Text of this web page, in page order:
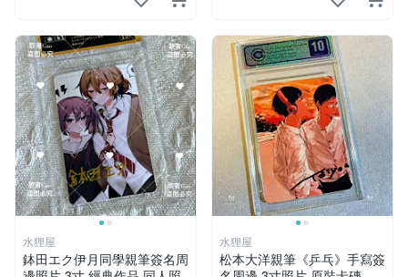
水狸屋
鉢田エク伊月同學親筆簽名周
水狸屋
松本大洋親筆《乒乓》手寫簽